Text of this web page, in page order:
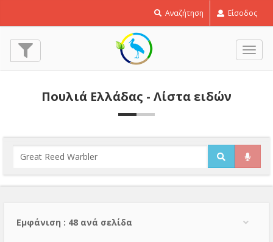
Αναζήτηση Είσοδος
Πουλιά Ελλάδας - Λίστα ειδών
Εμφάνιση : 48 ανά σελίδα